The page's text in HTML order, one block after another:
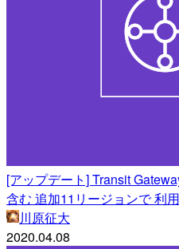
[アップデート] Transit
含む 追加11リージョンで 利
川原征大
2020.04.08